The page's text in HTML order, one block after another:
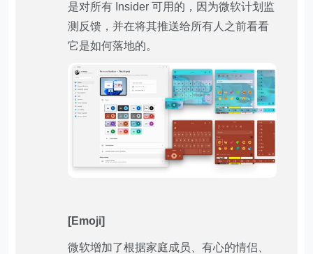
是对所有 Insider 可用的，因为微软计划监
测反馈，并在将其推送给所有人之前看看
它是如何落地的。
[Emoji]
微软增加了根据家庭成员、有心的情侣、